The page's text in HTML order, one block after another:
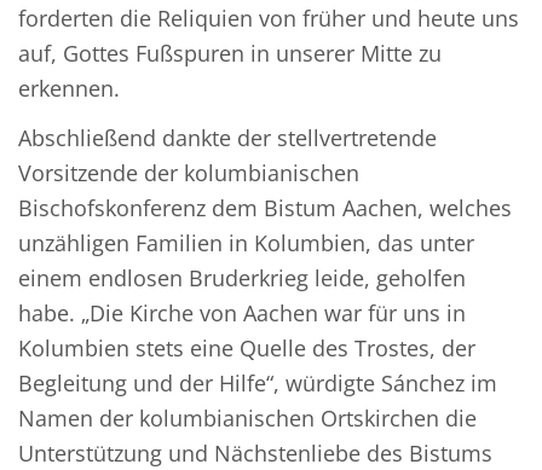
forderten die Reliquien von früher und heute uns
auf, Gottes Fußspuren in unserer Mitte zu
erkennen.
Abschließend dankte der stellvertretende
Vorsitzende der kolumbianischen
Bischofskonferenz dem Bistum Aachen, welches
unzähligen Familien in Kolumbien, das unter
einem endlosen Bruderkrieg leide, geholfen
habe. „Die Kirche von Aachen war für uns in
Kolumbien stets eine Quelle des Trostes, der
Begleitung und der Hilfe“, würdigte Sánchez im
Namen der kolumbianischen Ortskirchen die
Unterstützung und Nächstenliebe des Bistums